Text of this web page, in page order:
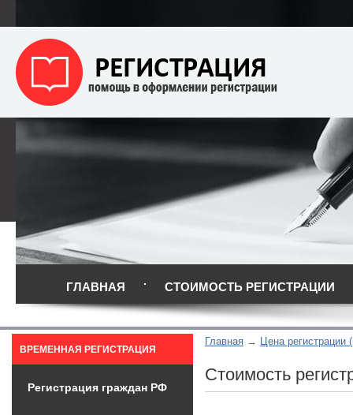
ГЛАВНАЯ СТОИМОСТЬ РЕГИСТРАЦИИ
Главная Цена регистрации
Стоимость
ВРЕМЕННАЯ РЕГИСТРАЦИЯ
Регистрация граждан РФ